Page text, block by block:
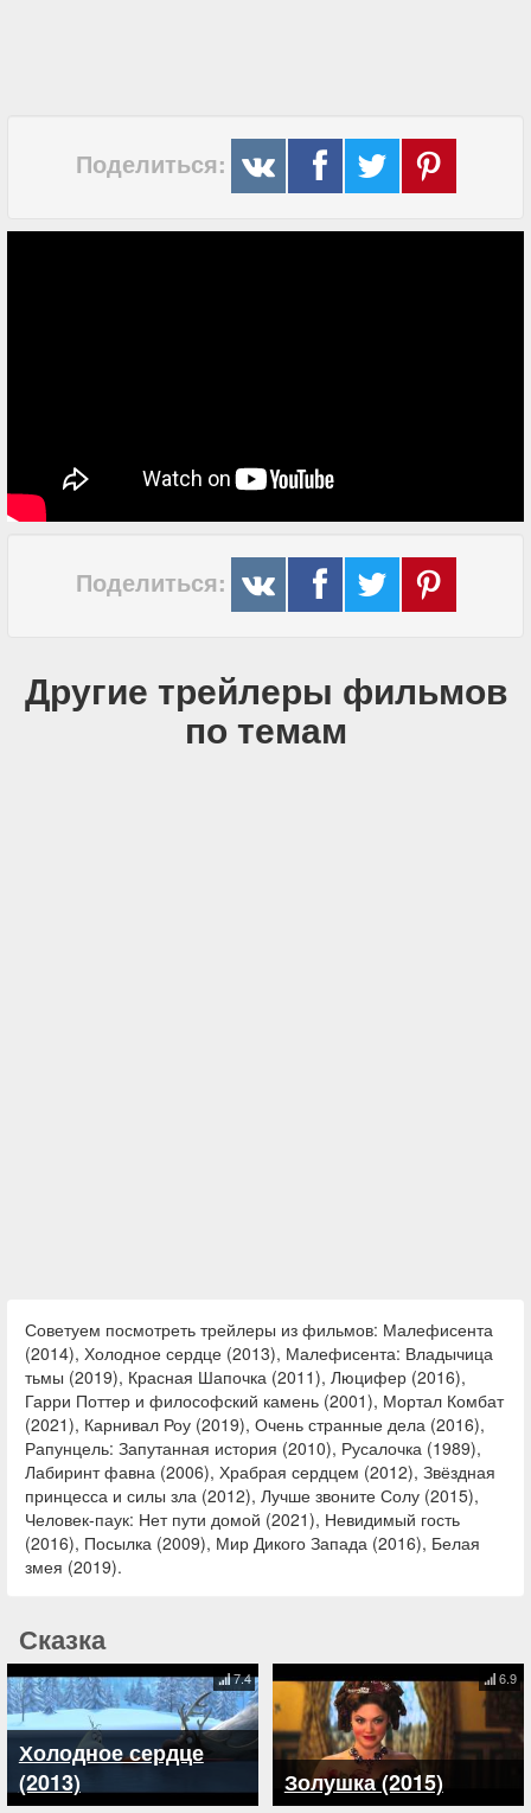
Поделиться:
Поделиться:
Другие трейлеры фильмов
по темам
Советуем посмотреть трейлеры из фильмов: Малефисента
(2014), Холодное сердце (2013), Малефисента: Владычица
тьмы (2019), Красная Шапочка (2011), Люцифер (2016),
Гарри Поттер и философский камень (2001), Мортал Комбат
(2021), Карнивал Роу (2019), Очень странные дела (2016),
Рапунцель: Запутанная история (2010), Русалочка (1989),
Лабиринт фавна (2006), Храбрая сердцем (2012), Звёздная
принцесса и силы зла (2012), Лучше звоните Солу (2015),
Человек-паук: Нет пути домой (2021), Невидимый гость
(2016), Посылка (2009), Мир Дикого Запада (2016), Белая
змея (2019).
Сказка
Холодное сердце
(2013)
7.4
Золушка (2015)
6.9